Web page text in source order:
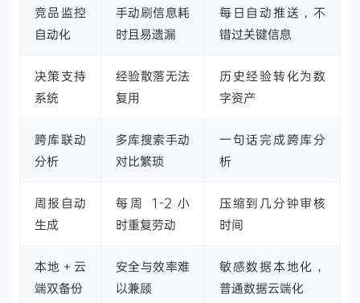
竞品监控
自动化
手动刷信息耗
时且易遗漏
每日自动推送，不
错过关键信息
决策支持
系统
经验散落无法
复用
历史经验转化为数
字资产
跨库联动
分析
多库搜索手动
对比繁琐
一句话完成跨库分
析
周报自动
生成
每周 1-2 小
时重复劳动
压缩到几分钟审核
时间
本地 + 云
端双备份
安全与效率难
以兼顾
敏感数据本地化，
普通数据云端化